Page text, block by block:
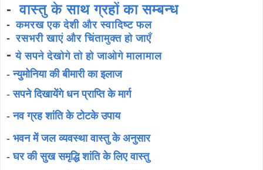
-वास्तु के साथ ग्रहों का सम्बन्ध
-कमरख एक देशी और स्वादिष्ट फल
-रसभरी खाएं और चिंतामुक्त हो जाएँ
-ये सपने देखोगे तो हो जाओगे मालामाल
-न्युमोनिया की बीमारी का इलाज
- सपने दिखायेंगे धन प्राप्ति के मार्ग
-नव ग्रह शांति के टोटके उपाय
- भवन में जल व्यवस्था वास्तु के अनुसार
-घर की सुख समृद्धि शांति के लिए वास्तु